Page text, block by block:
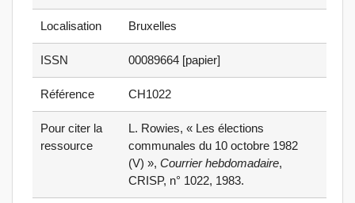
Localisation Bruxelles
ISSN 00089664 [papier]
Référence CH1022
Pour citer la
ressource
L. Rowies, « Les élections
communales du 10 octobre 1982
(V) »,Courrier hebdomadaire,
CRISP, n° 1022, 1983.